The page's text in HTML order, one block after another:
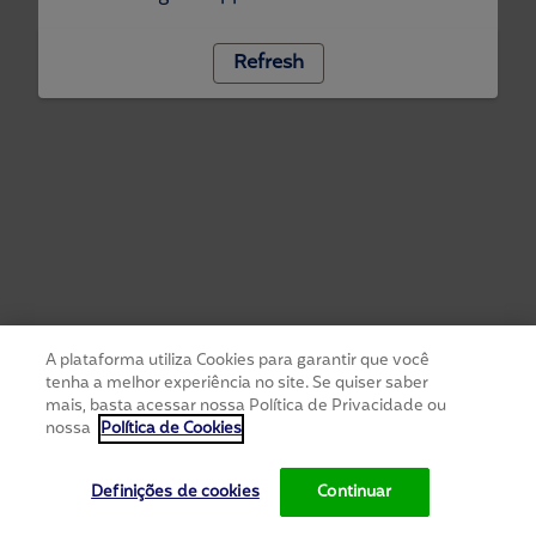
Refresh
A plataforma utiliza Cookies para garantir que você
tenha a melhor experiência no site. Se quiser saber
mais, basta acessar nossa Política de Privacidade ou
nossa Política de Cookies
Definições de cookies Continuar